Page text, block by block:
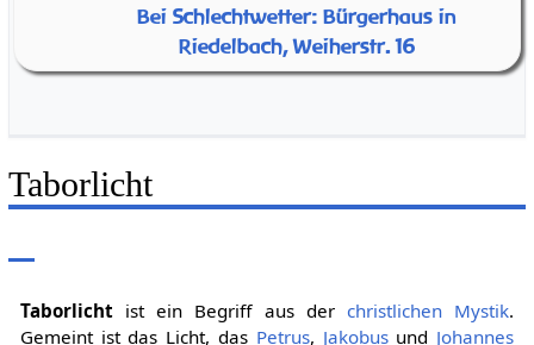
Bei Schlechtwetter: Bürgerhaus in
Riedelbach, Weiherstr. 16
Taborlicht
Taborlichtist ein Begriff aus der christlichen Mystik.
Gemeint ist das Licht, das Petrus, Jakobusund Johannes